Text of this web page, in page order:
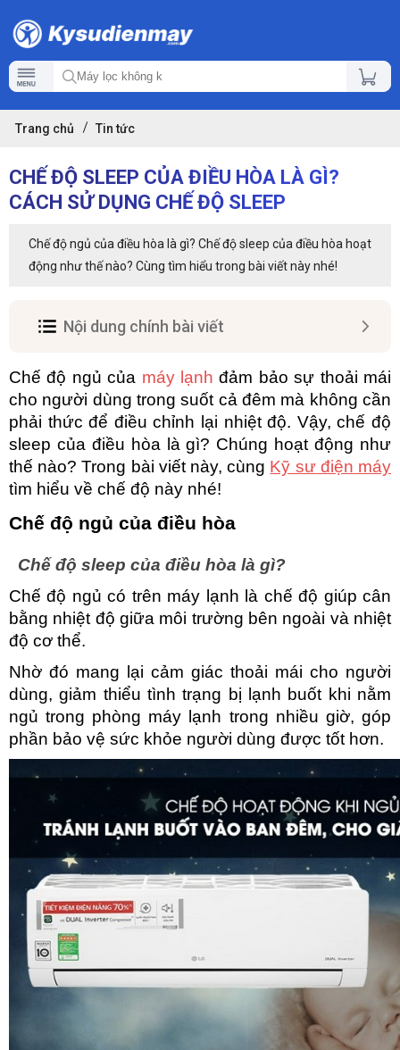
Trang chủ Tin tức
CHẾ ĐỘ SLEEP CỦA ĐIỀU HÒA LÀ GÌ?
CÁCH SỬ DỤNG CHẾ ĐỘ SLEEP
Chế độ ngủ của điều hòa là gì? Chế độ sleep của điều hòa hoạt
động như thế nào? Cùng tìm hiểu trong bài viết này nhé!
Nội dung chính bài viết
Chế độ ngủ của máy lạnh đảm bảo sự thoải mái
cho người dùng trong suốt cả đêm mà không cần
phải thức để điều chỉnh lại nhiệt độ. Vậy, chế độ
sleep của điều hòa là gì? Chúng hoạt động như
thế nào? Trong bài viết này, cùng Kỹ sư điện máy
tìm hiểu về chế độ này nhé!
Chế độ ngủ của điều hòa
Chế độ sleep của điều hòa là gì?
Chế độ ngủ có trên máy lạnh là chế độ giúp cân
bằng nhiệt độ giữa môi trường bên ngoài và nhiệt
độ cơ thể.
Nhờ đó mang lại cảm giác thoải mái cho người
dùng, giảm thiểu tình trạng bị lạnh buốt khi nằm
ngủ trong phòng máy lạnh trong nhiều giờ, góp
phần bảo vệ sức khỏe người dùng được tốt hơn.